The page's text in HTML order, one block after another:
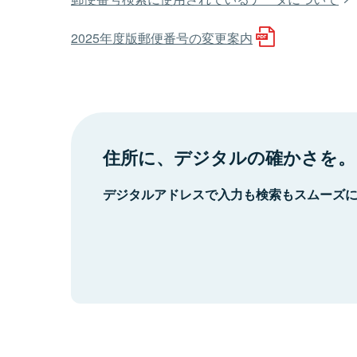
2025年度版郵便番号の変更案内
住所に、デジタルの確かさを。
デジタルアドレスで入力も検索もスムーズ